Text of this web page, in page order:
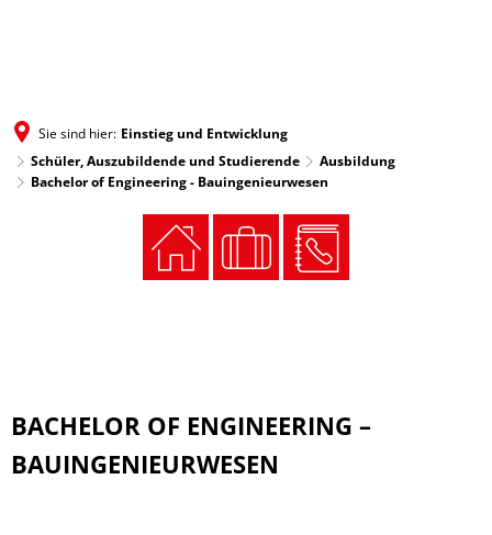
Sie sind hier: Einstieg und Entwicklung
Schüler, Auszubildende und Studierende
Ausbildung
Bachelor of Engineering - Bauingenieurwesen
Engineering
BACHELOR OF ENGINEERING –
BAUINGENIEURWESEN